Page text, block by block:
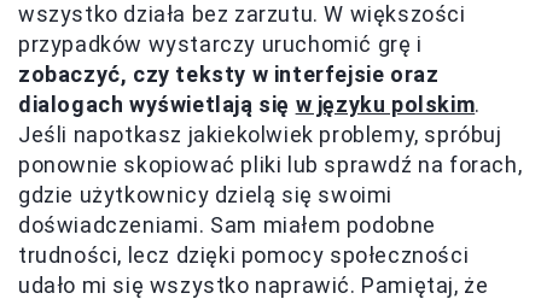
wszystko działa bez zarzutu. W większości
przypadków wystarczy uruchomić grę i
zobaczyć, czy teksty w interfejsie oraz
dialogach wyświetlają się w języku polskim.
Jeśli napotkasz jakiekolwiek problemy, spróbuj
ponownie skopiować pliki lub sprawdź na forach,
gdzie użytkownicy dzielą się swoimi
doświadczeniami. Sam miałem podobne
trudności, lecz dzięki pomocy społeczności
udało mi się wszystko naprawić. Pamiętaj, że